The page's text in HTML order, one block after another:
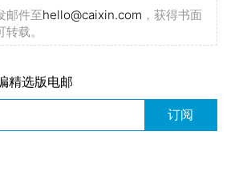
邮件至hello@caixin.com ，获得书面
载。
精选版电邮
订阅